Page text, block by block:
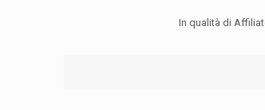
In qualità di